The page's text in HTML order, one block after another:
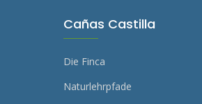
Cañas Castilla
Die Finca
Naturlehrpfade